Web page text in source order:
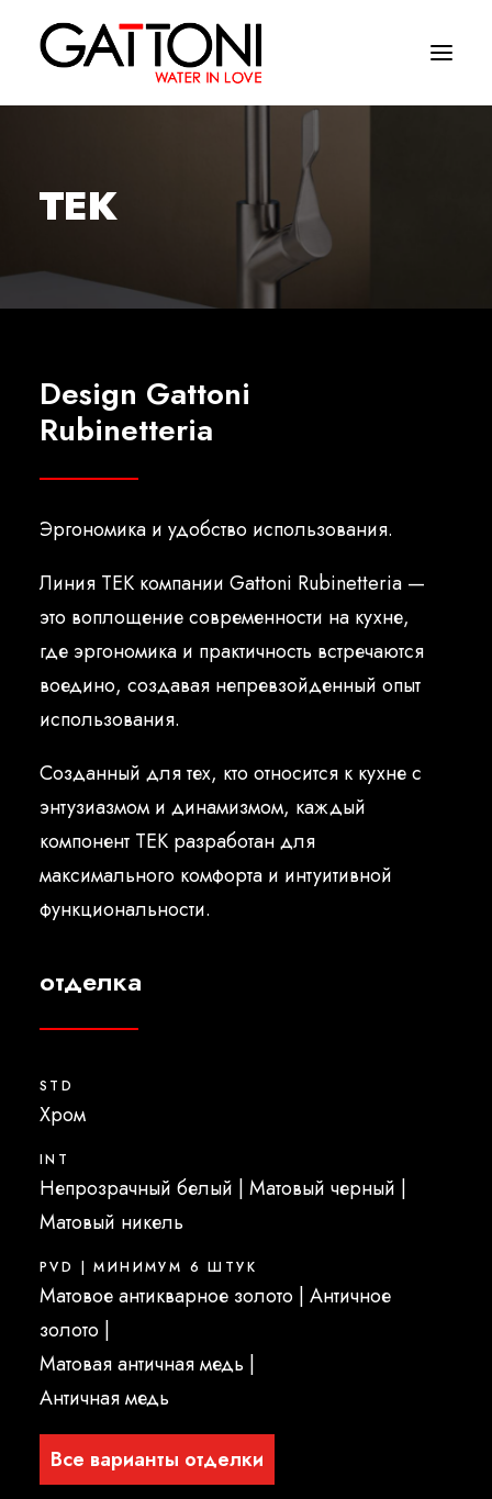
Oружающая среда
Продукция
Финиши
Где купить
TEK
Design Gattoni
Rubinetteria
Эргономика и удобство использования.
Линия TEK компании Gattoni Rubinetteria —
это воплощение современности на кухне,
где эргономика и практичность встречаются
воедино, создавая непревзойденный опыт
использования.
Созданный для тех, кто относится к кухне с
энтузиазмом и динамизмом, каждый
компонент TEK разработан для
максимального комфорта и интуитивной
функциональности.
отделка
STD
Xром
INT
Непрозрачный белый | Матовый черный |
Матовый никель
PVD | МИНИМУМ 6 ШТУК
Матовое антикварное золото | Античное
золото |
Матовая античная медь |
Античная медь
Все варианты отделки